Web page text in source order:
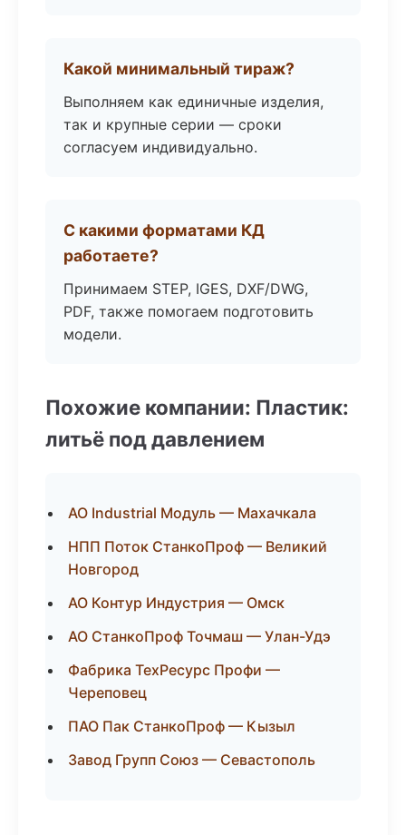
Какой минимальный тираж?
Выполняем как единичные изделия,
так и крупные серии — сроки
согласуем индивидуально.
С какими форматами КД
работаете?
Принимаем STEP, IGES, DXF/DWG,
PDF, также помогаем подготовить
модели.
Похожие компании: Пластик:
литьё под давлением
АО Industrial Модуль — Махачкала
НПП Поток СтанкоПроф — Великий
Новгород
АО Контур Индустрия — Омск
АО СтанкоПроф Точмаш — Улан-Удэ
Фабрика ТехРесурс Профи —
Череповец
ПАО Пак СтанкоПроф — Кызыл
Завод Групп Союз — Севастополь